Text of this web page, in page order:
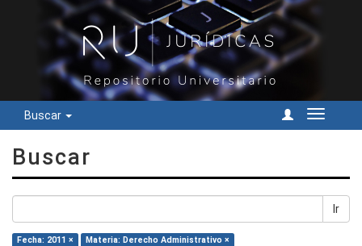
Buscar
Cambiar
Buscar
Ir
Fecha: 2011 ×
Materia: Derecho Administrativo ×